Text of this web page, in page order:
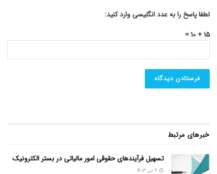
لطفا پاسخ را به عدد انگلیسی وارد کنید:
15 + 10 =
خبرهای مرتبط
تسهیل فرآیندهای حقوقی امور مالیاتی در بستر الکترونیک